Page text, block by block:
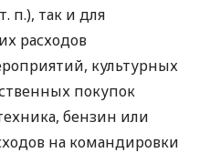
п.), так и для
расходов
культурных
покупок
бензин или
на командировки